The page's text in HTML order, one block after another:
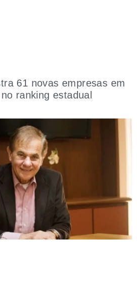
61 novas empresas em
ranking estadual